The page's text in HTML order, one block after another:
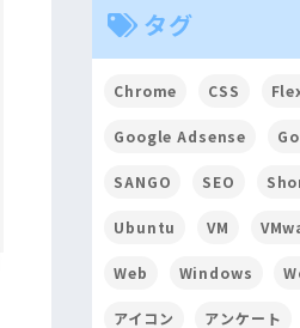
タグ
Chrome CSS
Google Adsense
SANGO SEO
Ubuntu VM
Web Windows
アイコン アンケート